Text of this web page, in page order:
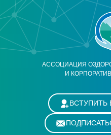
АССОЦИАЦИЯ
И